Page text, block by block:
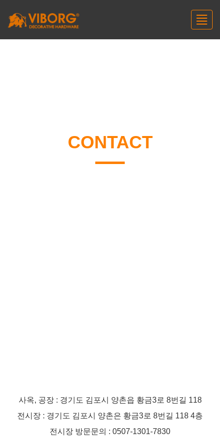
CONTACT
사옥, 공장 : 경기도 김포시 양촌읍 황금3로 8번길 118
전시장 : 경기도 김포시 양촌은 황금3로 8번길 118 4층
전시장 방문문의 : 0507-1301-7830